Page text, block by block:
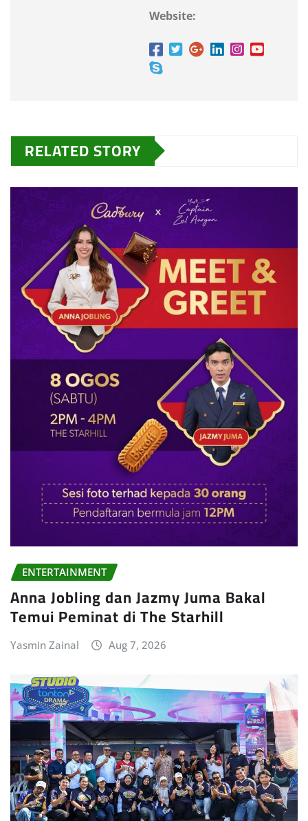
Website:
RELATED STORY
ENTERTAINMENT
Anna Jobling dan Jazmy Juma Bakal
Temui Peminat di The Starhill
Yasmin Zainal Aug 7, 2026